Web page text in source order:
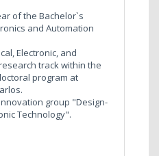
of the Bachelor`s
and Automation
Electronic, and
track within the
program at
group "Design-
Technology".